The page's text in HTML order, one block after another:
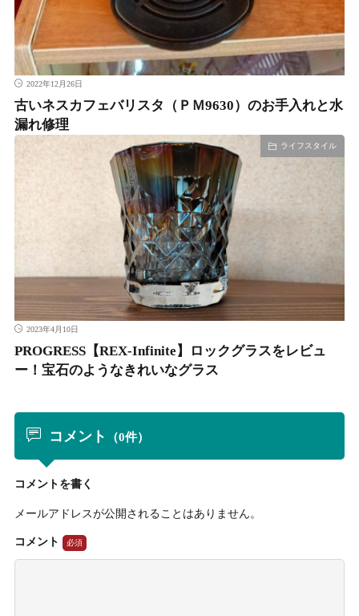
2022年12月26日
古いネスカフェバリスタ（ＰＭ9630）のお手入れと水
漏れ修理
ライフスタイル
2023年4月10日
PROGRESS【REX-Infinite】ロックグラスをレビュ
ー！宝石のようなきれいなグラス
コメント （0件）
コメントを書く
メールアドレスが公開されることはありません。
コメント